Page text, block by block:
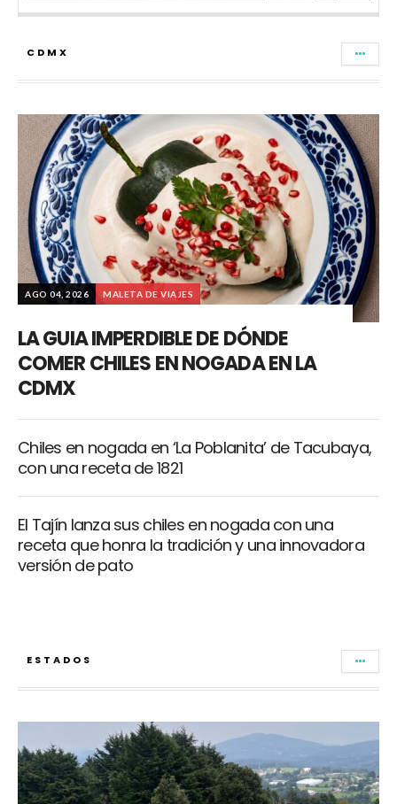
CDMX
AGO 04, 2026 MALETA DE VIAJES
LA GUIA IMPERDIBLE DE DÓNDE
COMER CHILES EN NOGADA EN LA
CDMX
Chiles en nogada en ‘La Poblanita’ de Tacubaya,
con una receta de 1821
El Tajín lanza sus chiles en nogada con una
receta que honra la tradición y una innovadora
versión de pato
ESTADOS